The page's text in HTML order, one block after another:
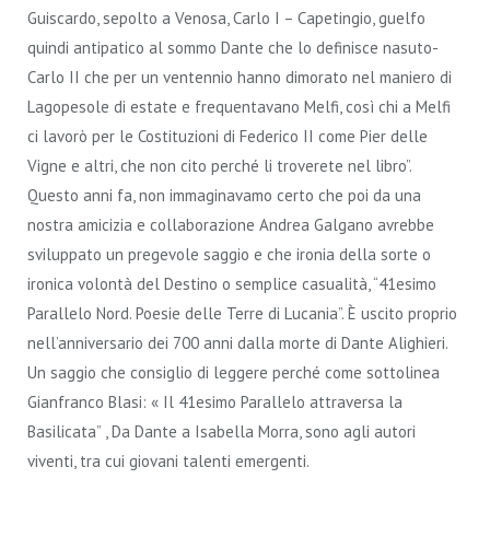
Guiscardo, sepolto a Venosa, Carlo I – Capetingio, guelfo
quindi antipatico al sommo Dante che lo definisce nasuto-
Carlo II che per un ventennio hanno dimorato nel maniero di
Lagopesole di estate e frequentavano Melfi, così chi a Melfi
ci lavorò per le Costituzioni di Federico II come Pier delle
Vigne e altri, che non cito perché li troverete nel libro”.
Questo anni fa, non immaginavamo certo che poi da una
nostra amicizia e collaborazione Andrea Galgano avrebbe
sviluppato un pregevole saggio e che ironia della sorte o
ironica volontà del Destino o semplice casualità, “41esimo
Parallelo Nord. Poesie delle Terre di Lucania”. È uscito proprio
nell’anniversario dei 700 anni dalla morte di Dante Alighieri.
Un saggio che consiglio di leggere perché come sottolinea
Gianfranco Blasi: « Il 41esimo Parallelo attraversa la
Basilicata” , Da Dante a Isabella Morra, sono agli autori
viventi, tra cui giovani talenti emergenti.